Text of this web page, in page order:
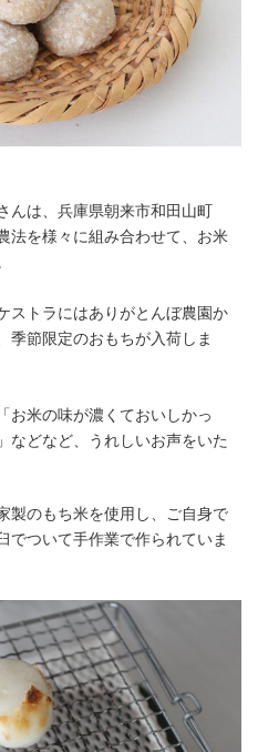
んは、兵庫県朝来市和田山町
法を様々に組み合わせて、お米
ストラにはありがとんぼ農園か
季節限定のおもちが入荷しま
お米の味が濃くておいしかっ
などなど、うれしいお声をいた
製のもち米を使用し、ご自身で
でついて手作業で作られていま